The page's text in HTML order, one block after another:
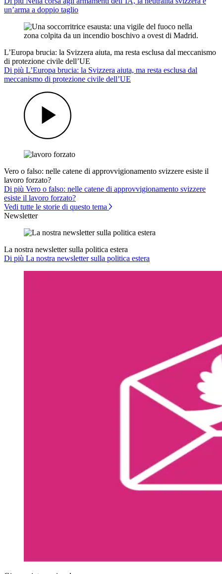
un’arma a doppio taglio
L’Europa brucia: la Svizzera aiuta, ma resta esclusa dal meccanismo
di protezione civile dell’UE
Di più L’Europa brucia: la Svizzera aiuta, ma resta esclusa dal
meccanismo di protezione civile dell’UE
Vero o falso: nelle catene di approvvigionamento svizzere esiste il
lavoro forzato?
Di più Vero o falso: nelle catene di approvvigionamento svizzere
esiste il lavoro forzato?
Vedi tutte le storie di questo tema
Newsletter
La nostra newsletter sulla politica estera
Di più La nostra newsletter sulla politica estera